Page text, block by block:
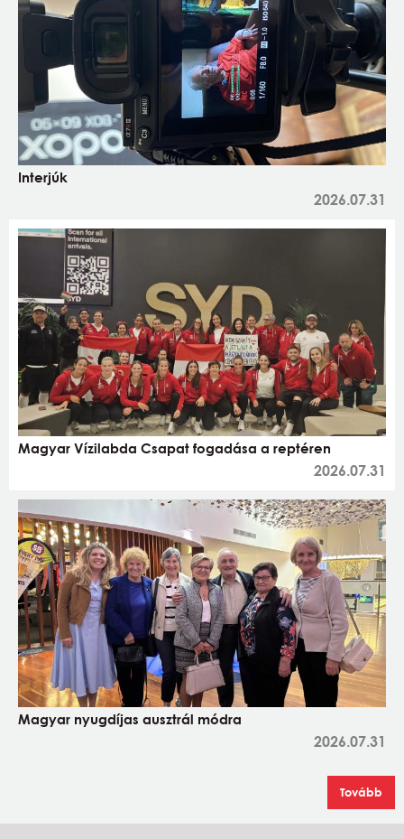
Interjúk
2026.07.31
Magyar Vízilabda Csapat fogadása a reptéren
2026.07.31
Magyar nyugdíjas ausztrál módra
2026.07.31
Tovább